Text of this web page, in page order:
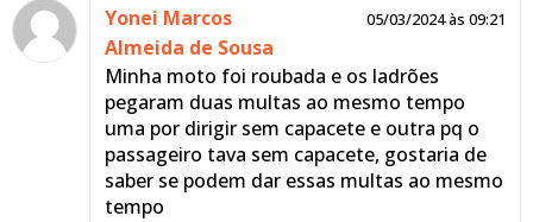
Yonei Marcos
Almeida de Sousa
05/03/2024 às 09:21
Minha moto foi roubada e os ladrões
pegaram duas multas ao mesmo tempo
uma por dirigir sem capacete e outra pq o
passageiro tava sem capacete, gostaria de
saber se podem dar essas multas ao mesmo
tempo